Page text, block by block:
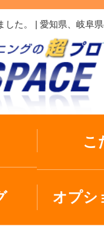
た。 | 愛知県、岐阜
こ
オプシ